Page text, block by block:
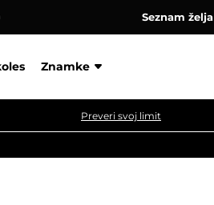
Seznam želja
Znamke
Preveri svoj limit